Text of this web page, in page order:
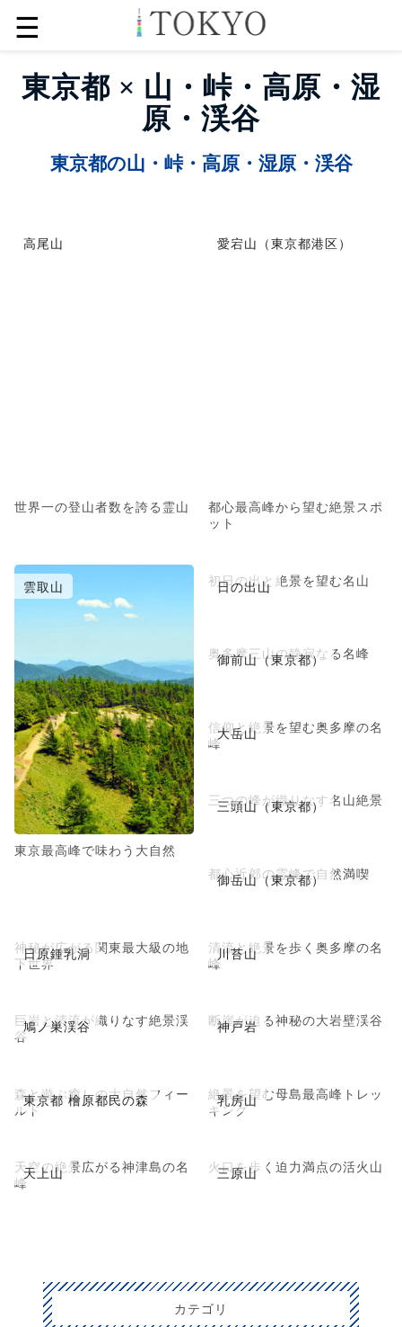
☰
東京都 × 山・峠・高原・湿
原・渓谷
東京都の山・峠・高原・湿原・渓谷
高尾山
世界一の登山者数を誇る霊山
愛宕山（東京都港区）
都心最高峰から望む絶景スポ
ット
雲取山
東京最高峰で味わう大自然
日の出山
初日の出と絶景を望む名山
御前山（東京都）
奥多摩三山の静寂なる名峰
大岳山
信仰と絶景を望む奥多摩の名
峰
三頭山（東京都）
三つの峰が織りなす名山絶景
御岳山（東京都）
都心近郊の霊峰で自然満喫
日原鍾乳洞
神秘が広がる関東最大級の地
下世界
川苔山
清流と絶景を歩く奥多摩の名
峰
鳩ノ巣渓谷
巨岩と清流が織りなす絶景渓
谷
神戸岩
断崖が迫る神秘の大岩壁渓谷
東京都 檜原都民の森
森と遊ぶ癒しの大自然フィー
ルド
乳房山
絶景を望む母島最高峰トレッ
キング
天上山
天空の絶景広がる神津島の名
峰
三原山
火口を歩く迫力満点の活火山
カテゴリ